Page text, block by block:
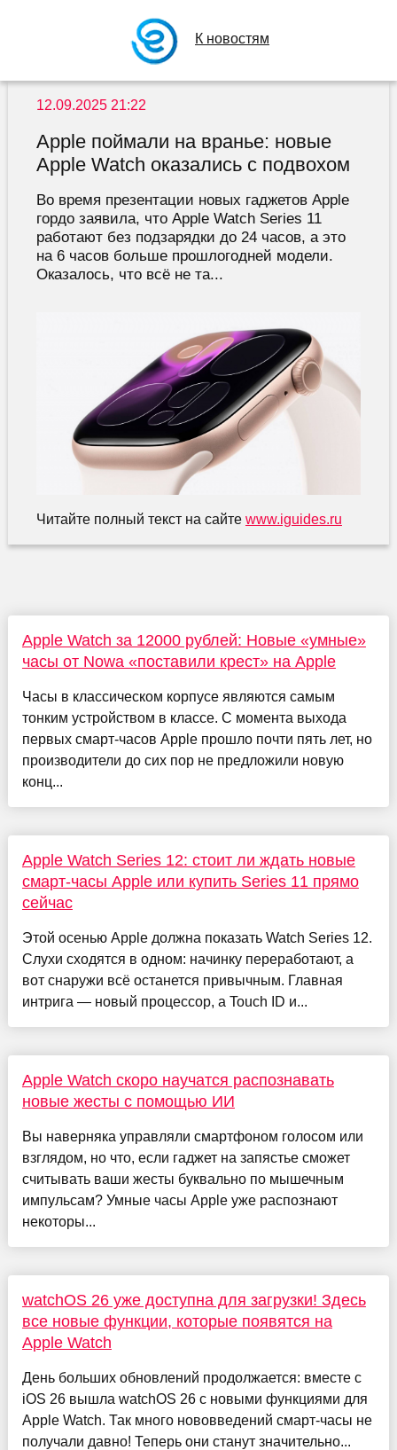
К новостям
12.09.2025 21:22
Apple поймали на вранье: новые
Apple Watch оказались с подвохом
Во время презентации новых гаджетов Apple
гордо заявила, что Apple Watch Series 11
работают без подзарядки до 24 часов, а это
на 6 часов больше прошлогодней модели.
Оказалось, что всё не та...
Читайте полный текст на сайте www.iguides.ru
Apple Watch за 12000 рублей: Новые «умные»
часы от Nowa «поставили крест» на Apple
Часы в классическом корпусе являются самым
тонким устройством в классе. С момента выхода
первых смарт-часов Apple прошло почти пять лет, но
производители до сих пор не предложили новую
конц...
Apple Watch Series 12: стоит ли ждать новые
смарт-часы Apple или купить Series 11 прямо
сейчас
Этой осенью Apple должна показать Watch Series 12.
Слухи сходятся в одном: начинку переработают, а
вот снаружи всё останется привычным. Главная
интрига — новый процессор, а Touch ID и...
Apple Watch скоро научатся распознавать
новые жесты с помощью ИИ
Вы наверняка управляли смартфоном голосом или
взглядом, но что, если гаджет на запястье сможет
считывать ваши жесты буквально по мышечным
импульсам? Умные часы Apple уже распознают
некоторы...
watchOS 26 уже доступна для загрузки! Здесь
все новые функции, которые появятся на
Apple Watch
День больших обновлений продолжается: вместе с
iOS 26 вышла watchOS 26 с новыми функциями для
Apple Watch. Так много нововведений смарт-часы не
получали давно! Теперь они станут значительно...